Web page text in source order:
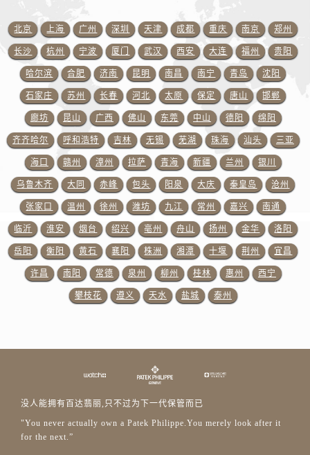
山东省临沂市兰山区解放路百达翡丽售后服务中心（需提前预约）
山东省日照市东港区烟台路百达翡丽售后服务中心（需提前预约）
山东省泰安市泰山区财源街道泰山大街百达翡丽售后服务中心（需提前预约）
山东省威海市环翠区新威海路89号振华商厦一楼名表维修百达翡丽售后服务中心（需提前预约）
山东省潍坊市奎文区东风东街百达翡丽售后服务中心（需提前预约）
山东省枣庄市滕州市北辛路与善国路交叉口百达翡丽售后服务中心（需提前预约）
山东省淄博市张店区金晶大道百达翡丽售后服务中心（需提前预约）
上海市黄浦区南京东路299号宏伊国际广场写字楼8层806室百达翡丽售后服务中心（需提前预约）
上海市徐汇区虹桥路3号港汇中心2座37层3705室百达翡丽售后服务中心（需提前预约）
浙江省杭州市上城区钱江路1366号华润大厦A座5层503-5室百达翡丽售后服务中心（需提前预约）
浙江省湖州市吴兴区劳动路百达翡丽售后服务中心（需提前预约）
浙江省嘉兴市南湖区广益路705号嘉兴世界贸易中心A座13层1304室百达翡丽售后服务中心（需提前预约）
浙江省金华市金东区东市南街777号金华万达广场4号楼22楼2209室百达翡丽售后服务中心（需提前预约）
浙江省丽水市莲都区解放街百达翡丽售后服务中心（需提前预约）
北京 上海 广州 深圳 天津 成都 重庆 南京 郑州
长沙 杭州 宁波 厦门 武汉 西安 大连 福州 贵阳
哈尔滨 合肥 济南 昆明 南昌 南宁 青岛 沈阳
石家庄 苏州 长春 河北 太原 保定 唐山 邯郸
廊坊 昆山 广西 佛山 东莞 中山 德阳 绵阳
齐齐哈尔 呼和浩特 吉林 无锡 芜湖 珠海 汕头 三亚
海口 赣州 漳州 拉萨 青海 新疆 兰州 银川
乌鲁木齐 大同 赤峰 包头 阳泉 大庆 秦皇岛 沧州
张家口 温州 徐州 潍坊 九江 常州 嘉兴 南通
临沂 淮安 烟台 绍兴 亳州 舟山 扬州 金华 洛阳
岳阳 衡阳 黄石 襄阳 株洲 湘潭 十堰 荆州 宜昌
许昌 南阳 常德 泉州 柳州 桂林 惠州 西宁
攀枝花 遵义 天水 盐城 泰州
没人能拥有百达翡丽,只不过为下一代保管而已
"You never actually own a Patek Philippe.You merely look after it
for the next.”